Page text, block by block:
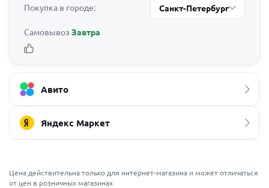
Покупка в городе: Санкт-Петербург
Самовывоз Завтра
Авито
Яндекс Маркет
Цена действительна только для интернет-магазина и может отличаться
от цен в розничных магазинах